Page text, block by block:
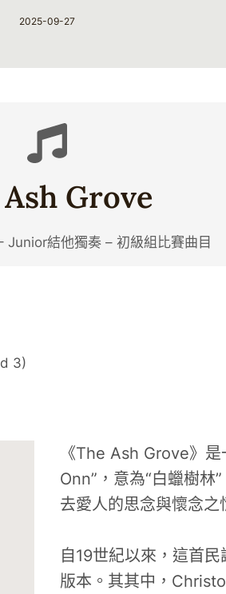
By
2025-09-27
Grove
結他獨奏 – 初級組比賽曲目
3)
《The Ash Grove》
Onn”，意為“白蠟樹林
去愛人的思念與懷念之
自19世紀以來，這首
版本。其其中，